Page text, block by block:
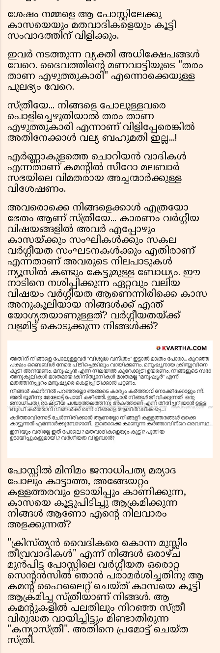
ശേഷം നമ്മളെ ആ പോസ്റ്റിലേക്കു
കാസയെയും മതവാദികളെയും കൂട്ടി
സംവാദത്തിന് വിളിക്കും.
ഇവർ നടത്തുന്ന വ്യക്തി അധിക്ഷേപങ്ങൾ
വേറെ. ദൈവത്തിന്റെ മണവാട്ടിയുടെ "തരം
താണ എഴുത്തുകാരി" എന്നൊക്കെയുള്ള
പുലഭ്യം വേറെ.
സ്ത്രീയേ... നിങ്ങളെ പോലുള്ളവരെ
പൊളിച്ചെഴുതിയാൽ തരം താണ
എഴുത്തുകാരി എന്നാണ് വിളിപ്പേരെങ്കിൽ
അതിനേക്കാൾ വല്യ ബഹുമതി ഇല്ല...!
എർണ്ണാകുളത്തെ ചൊറിയൻ വാദികൾ
എന്നതാണ് കമന്റിൽ സീറോ മലബാർ
സഭയിലെ വിമതരായ അച്ചന്മാർക്കുള്ള
വിശേഷണം.
അവരൊക്കെ നിങ്ങളെക്കാൾ എത്രയോ
ഭേതം ആണ് സ്ത്രീയേ... കാരണം വർഗ്ഗീയ
വിഷയങ്ങളിൽ അവർ എപ്പോഴും
കാസയ്ക്കും സംഘികൾക്കും സകല
വർഗ്ഗീയത സംഘടനകൾക്കും എതിരാണ്
എന്നതാണ് അവരുടെ നിലപാടുകൾ
ന്യൂസിൽ കണ്ടും കേട്ടുമുള്ള ബോധ്യം. ഈ
നാടിനെ നശിപ്പിക്കുന്ന ഏറ്റവും വലിയ
വിഷയം വർഗ്ഗീയത ആണെന്നിരിക്കെ കാസ
അനുകൂലിയായ നിങ്ങൾക്ക് എന്ത്
യോഗ്യതയാണുള്ളത്? വർഗ്ഗീയതയ്ക്ക്
വളമിട്ട് കൊടുക്കുന്ന നിങ്ങൾക്ക്?
പോസ്റ്റിൽ മിനിമം ജനാധിപത്യ മര്യാദ
പോലും കാട്ടാത്ത, അങ്ങേയറ്റം
കള്ളത്തരവും ഉടായിപ്പും കാണിക്കുന്ന,
കാസയെ കൂട്ടുപിടിച്ചു ആക്രമിക്കുന്ന
നിങ്ങൾ ആണോ എന്റെ നിലവാരം
അളക്കുന്നത്?
"ക്രിസ്ത്യൻ വൈദികരെ കൊന്ന മുസ്ലീം
തീവ്രവാദികൾ" എന്ന് നിങ്ങൾ ഒരാഴ്ച
മുൻപിട്ട പോസ്റ്റിലെ വർഗ്ഗീയത ഒരൊറ്റ
സെന്റൻസിൽ ഞാൻ പരാമർശിച്ചതിനു ആ
കമന്റ് ഹൈലൈറ്റ് ചെയ്ത് കാസയെ കൂട്ടി
ആക്രമിച്ച സ്ത്രീയാണ് നിങ്ങൾ. ആ
കമന്റുകളിൽ പലതിലും നിറഞ്ഞ സ്ത്രീ
വിരുദ്ധത വായിച്ചിട്ടും മിണ്ടാതിരുന്ന
"കന്യാസ്ത്രീ". അതിനെ പ്രമോട്ട് ചെയ്ത
സ്ത്രീ.